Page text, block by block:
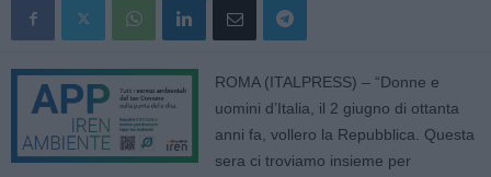
ROMA (ITALPRESS) – “Donne e
uomini d’Italia, il 2 giugno di ottanta
anni fa, vollero la Repubblica. Questa
sera ci troviamo insieme per